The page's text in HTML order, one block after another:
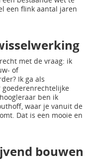
een flink aantal jaren
met de vraag: ik
of
Ik ga als
goederenrechtelijke
ben ik
waar je vanuit de
Dat is een mooie en
bouwen